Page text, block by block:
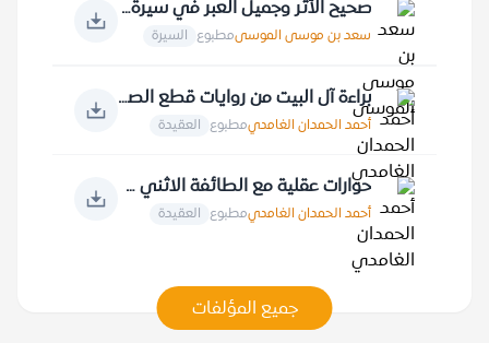
صحيح الأثر وجميل العبر في سيرة خير البشر
سعد بن موسى الموسىمطبوع السيرة
براءة آل البيت من روايات قطع الصلة بالنبي صلى الله عليه وسلم
أحمد الحمدان الغامديمطبوع العقيدة
حوارات عقلية مع الطائفة الاثني عشرية في الأصول
أحمد الحمدان الغامديمطبوع العقيدة
جميع المؤلفات